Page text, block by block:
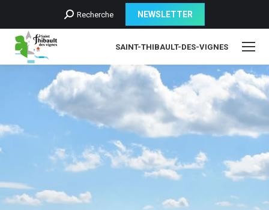
Recherche
Recherche NEWSLETTER
SAINT-THIBAULT-DES-VIGNES